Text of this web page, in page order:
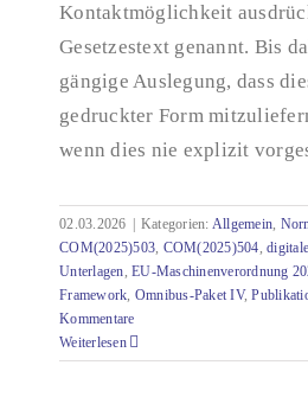
Kontaktmöglichkeit
Gesetzestext genannt. Bis
gängige Auslegung, dass
gedruckter Form
wenn dies nie explizit
02.03.2026 Kategorien: Allgemein,
COM(2025)503, COM(2025)504,
Unterlagen,EU-Maschinenverordnung
Framework, Omnibus-Paket IV,
Kommentare
Weiterlesen